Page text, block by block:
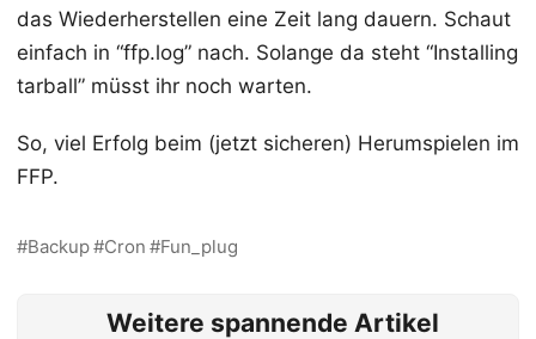
das Wiederherstellen eine Zeit lang dauern. Schaut
einfach in “ffp.log” nach. Solange da steht “Installing
tarball” müsst ihr noch warten.
So, viel Erfolg beim (jetzt sicheren) Herumspielen im
FFP.
Backup Cron Fun_plug
Weitere spannende Artikel